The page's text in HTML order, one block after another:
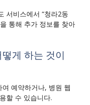
서비스에서 “청라2동
통해 추가 정보를 찾아
게 하는 것이
예약하거나, 병원 웹
할 수 있습니다.